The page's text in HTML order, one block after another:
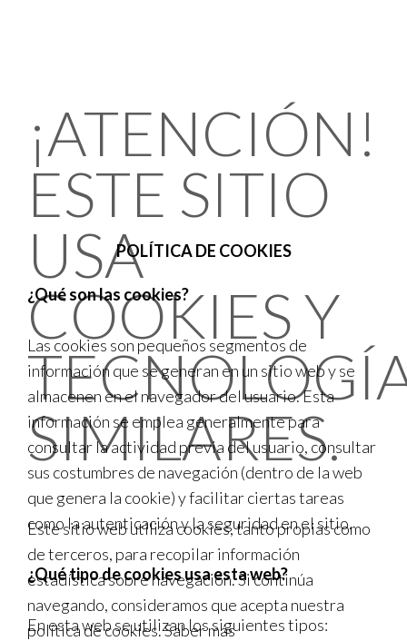
¡ATENCIÓN!
ESTE SITIO
USA
COOKIES Y
SIMILARES.
Este sitio web utiliza cookies, tanto propias como
de terceros, para recopilar información
estadística sobre navegación. Si continúa
navegando, consideramos que acepta nuestra
política de cookies.Saber más
POLÍTICA DE COOKIES
¿Qué son las cookies?
Las cookies son pequeños segmentos de
información que se generan en un sitio web y se
almacenen en el navegador del usuario. Esta
información se emplea generalmente para
consultar la actividad previa del usuario, consultar
sus costumbres de navegación (dentro de la web
que genera la cookie) y facilitar ciertas tareas
como la autenticación y la seguridad en el sitio.
¿Qué tipo de cookies usa esta web?
En esta web se utilizan los siguientes tipos: